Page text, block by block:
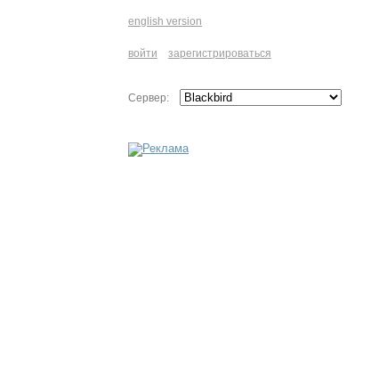
english version
войти зарегистрироваться
Сервер: